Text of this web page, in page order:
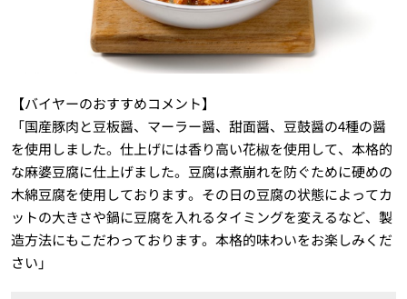
【バイヤーのおすすめコメント】
「国産豚肉と豆板醤、マーラー醤、甜面醤、豆鼓醤の4種の醤
を使用しました。仕上げには香り高い花椒を使用して、本格的
な麻婆豆腐に仕上げました。豆腐は煮崩れを防ぐために硬めの
木綿豆腐を使用しております。その日の豆腐の状態によってカ
ットの大きさや鍋に豆腐を入れるタイミングを変えるなど、製
造方法にもこだわっております。本格的味わいをお楽しみくだ
さい」